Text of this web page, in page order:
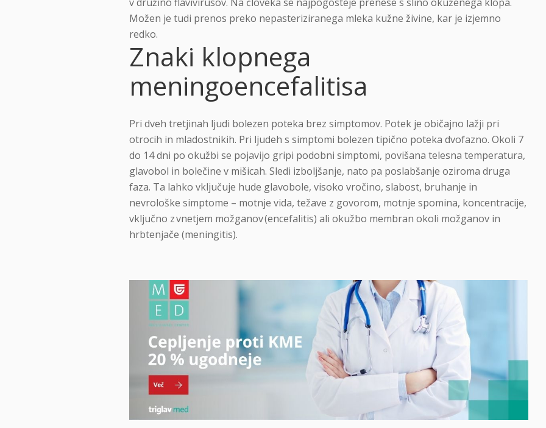
Možen je tudi prenos preko nepasteriziranega mleka kužne živine, kar je izjemno
redko.
Znaki klopnega
meningoencefalitisa
Pri dveh tretjinah ljudi bolezen poteka brez simptomov. Potek je običajno lažji pri
otrocih in mladostnikih. Pri ljudeh s simptomi bolezen tipično poteka dvofazno. Okoli 7
do 14 dni po okužbi se pojavijo gripi podobni simptomi, povišana telesna temperatura,
glavobol in bolečine v mišicah. Sledi izboljšanje, nato pa poslabšanje oziroma druga
faza. Ta lahko vključuje hude glavobole, visoko vročino, slabost, bruhanje in
nevrološke simptome – motnje vida, težave z govorom, motnje spomina, koncentracije,
vključno z vnetjem možganov (encefalitis) ali okužbo membran okoli možganov in
hrbtenjače (meningitis).